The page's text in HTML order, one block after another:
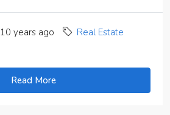
10 years ago
Real Estate
Read More